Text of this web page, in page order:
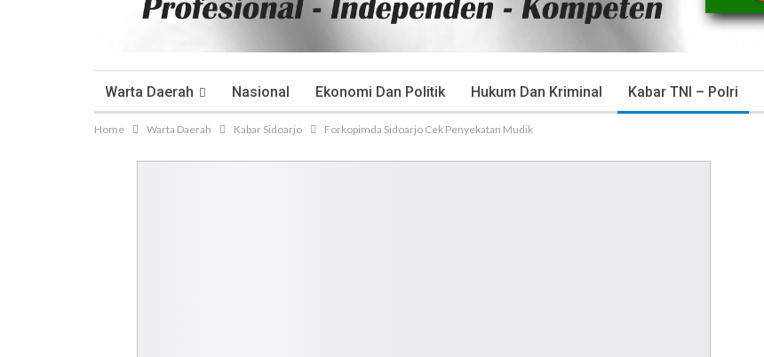
Warta Daerah Nasional Ekonomi Dan Politik Hukum Dan Kriminal Kabar TNI – Polri
Home Warta Daerah Kabar Sidoarjo Forkopimda Sidoarjo Cek Penyekatan Mudik